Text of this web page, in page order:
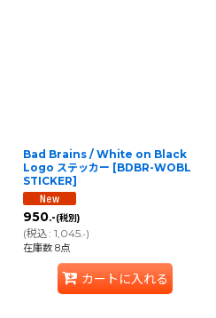
Bad Brains / White on Black
Logo ステッカー [BDBR-WOBL
STICKER]
950.-(税別)
(税込: 1,045.-)
在庫数 8点
カートに入れる